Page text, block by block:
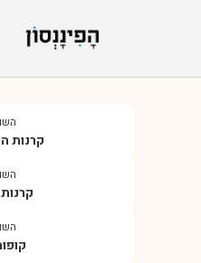
קרנות